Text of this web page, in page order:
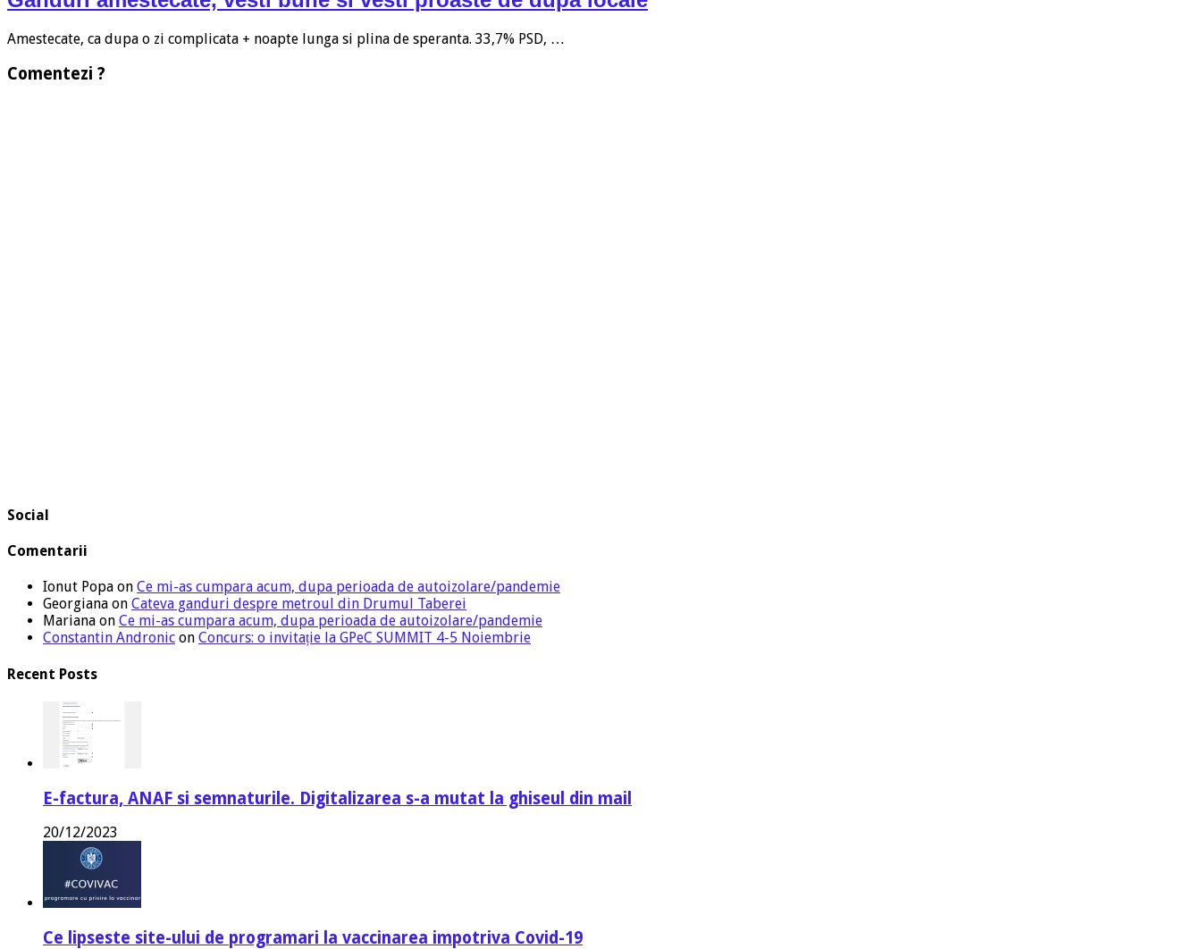
Amestecate, ca dupa o zi complicata + noapte lunga si plina de speranta. 33,7% PSD, …
Comentezi ?
Social
Comentarii
Ionut Popa on Ce mi-as cumpara acum, dupa perioada de autoizolare/pandemie
Georgiana on Cateva ganduri despre metroul din Drumul Taberei
Mariana on Ce mi-as cumpara acum, dupa perioada de autoizolare/pandemie
Constantin Andronic on Concurs: o invitație la GPeC SUMMIT 4-5 Noiembrie
Recent Posts
E-factura, ANAF si semnaturile. Digitalizarea s-a mutat la ghiseul din mail
20/12/2023
Ce lipseste site-ului de programari la vaccinarea impotriva Covid-19